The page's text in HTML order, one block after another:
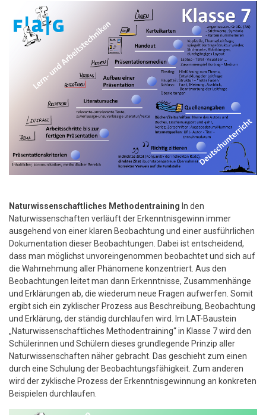
Naturwissenschaftliches Methodentraining In den
Naturwissenschaften verläuft der Erkenntnisgewinn immer
ausgehend von einer klaren Beobachtung und einer ausführlichen
Dokumentation dieser Beobachtungen. Dabei ist entscheidend,
dass man möglichst unvoreingenommen beobachtet und sich auf
die Wahrnehmung aller Phänomene konzentriert. Aus den
Beobachtungen leitet man dann Erkenntnisse, Zusammenhänge
und Erklärungen ab, die wiederum neue Fragen aufwerfen. Somit
ergibt sich ein zyklischer Prozess aus Beschreibung, Beobachtung
und Erklärung, der ständig durchlaufen wird. Im LAT-Baustein
„Naturwissenschaftliches Methodentraining“ in Klasse 7 wird den
Schülerinnen und Schülern dieses grundlegende Prinzip aller
Naturwissenschaften näher gebracht. Das geschieht zum einen
durch eine Schulung der Beobachtungsfähigkeit. Zum anderen
wird der zyklische Prozess der Erkenntnisgewinnung an konkreten
Beispielen durchlaufen.